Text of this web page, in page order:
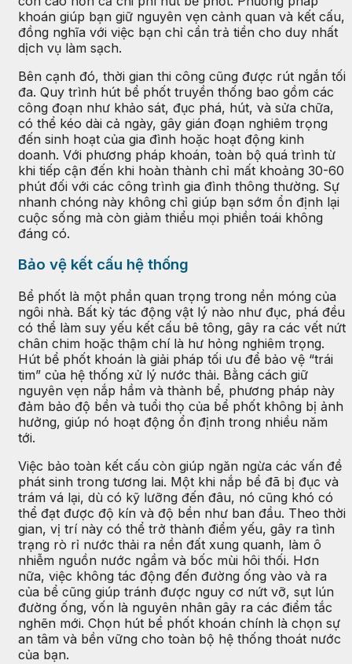
khoán giúp bạn giữ nguyên vẹn cảnh quan và kết cấu,
đồng nghĩa với việc bạn chỉ cần trả tiền cho duy nhất
dịch vụ làm sạch.
Bên cạnh đó, thời gian thi công cũng được rút ngắn tối
đa. Quy trình hút bể phốt truyền thống bao gồm các
công đoạn như khảo sát, đục phá, hút, và sửa chữa,
có thể kéo dài cả ngày, gây gián đoạn nghiêm trọng
đến sinh hoạt của gia đình hoặc hoạt động kinh
doanh. Với phương pháp khoán, toàn bộ quá trình từ
khi tiếp cận đến khi hoàn thành chỉ mất khoảng 30-60
phút đối với các công trình gia đình thông thường. Sự
nhanh chóng này không chỉ giúp bạn sớm ổn định lại
cuộc sống mà còn giảm thiểu mọi phiền toái không
đáng có.
Bảo vệ kết cấu hệ thống
Bể phốt là một phần quan trọng trong nền móng của
ngôi nhà. Bất kỳ tác động vật lý nào như đục, phá đều
có thể làm suy yếu kết cấu bê tông, gây ra các vết nứt
chân chim hoặc thậm chí là hư hỏng nghiêm trọng.
Hút bể phốt khoán là giải pháp tối ưu để bảo vệ “trái
tim” của hệ thống xử lý nước thải. Bằng cách giữ
nguyên vẹn nắp hầm và thành bể, phương pháp này
đảm bảo độ bền và tuổi thọ của bể phốt không bị ảnh
hưởng, giúp nó hoạt động ổn định trong nhiều năm
tới.
Việc bảo toàn kết cấu còn giúp ngăn ngừa các vấn đề
phát sinh trong tương lai. Một khi nắp bể đã bị đục và
trám vá lại, dù có kỹ lưỡng đến đâu, nó cũng khó có
thể đạt được độ kín và độ bền như ban đầu. Theo thời
gian, vị trí này có thể trở thành điểm yếu, gây ra tình
trạng rò rỉ nước thải ra nền đất xung quanh, làm ô
nhiễm nguồn nước ngầm và bốc mùi hôi thối. Hơn
nữa, việc không tác động đến đường ống vào và ra
của bể cũng giúp tránh được nguy cơ nứt vỡ, sụt lún
đường ống, vốn là nguyên nhân gây ra các điểm tắc
nghẽn mới. Chọn hút bể phốt khoán chính là chọn sự
an tâm và bền vững cho toàn bộ hệ thống thoát nước
của bạn.